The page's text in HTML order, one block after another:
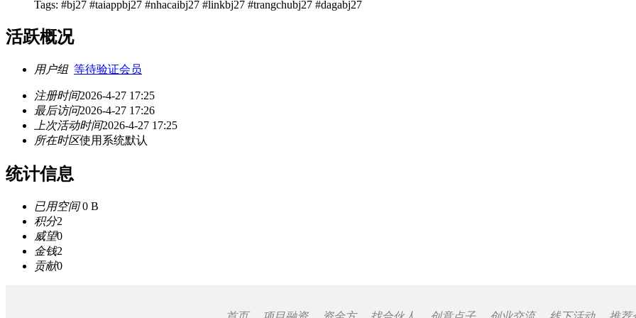
Tags: #bj27 #taiappbj27 #nhacaibj27 #linkbj27 #trangchubj27 #dagabj27
活跃概况
用户组 等待验证会员
注册时间2026-4-27 17:25
最后访问2026-4-27 17:26
上次活动时间2026-4-27 17:25
所在时区使用系统默认
统计信息
已用空间0 B
积分2
威望0
金钱2
贡献0